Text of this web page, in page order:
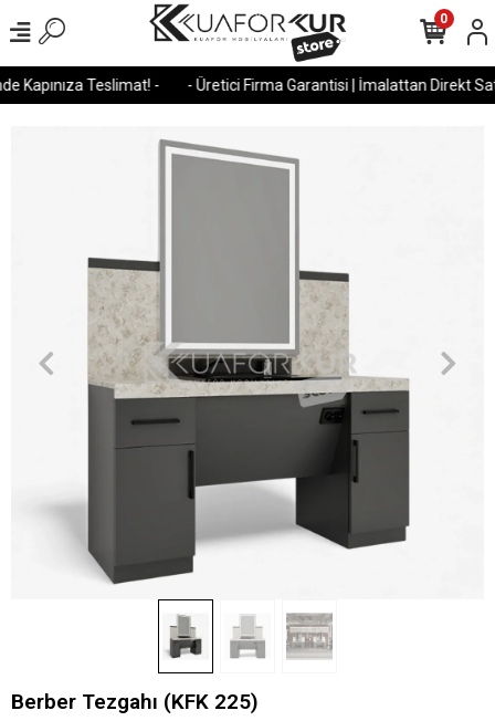
Kapınıza Teslimat! - - Üretici Firma Garantisi | İmalattan Direkt
0
Berber Tezgahı (KFK 225)